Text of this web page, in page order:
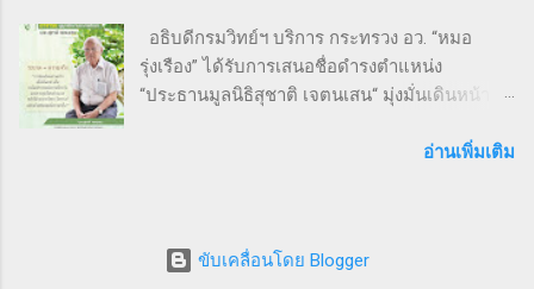
ลุ้นถ้วยรางวัล Overall สำหรับผู้เข้าเส้นชัยอันดับ
ต้น ๆ นอกจากส่งเสริมสุขภาพ งานนี้ยังเป็นเวที
สำคัญสำหรับ การสร้างเครือข่ายธุรกิจ แลก
SMEs ไทย ผู้นำและผู้สนับสนุนงานวิ่ง THAI SMEs
อธิบดีกรมวิทย์ฯ บริการ กระทรวง อว. “หมอ
รุ่งเรือง” ได้รับการเสนอชื่อดำรงตำแหน่ง
“ประธานมูลนิธิสุชาติ เจตนเสน“ มุ่งมั่นเดินหน้า
สนามเพื่อป้องกันแก้ไขปัญหาสาธารณสุขไทย 9
การเฝ้าระวังป้องกันควบคุมโรคโดยใช้พื้นฐานวิชา
อ่านเพิ่มเติม
ขับเคลื่อนโดย Blogger